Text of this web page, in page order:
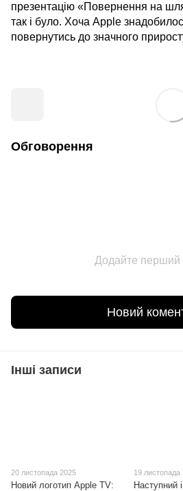
презентацію «Повернення на
так і було. Хоча Apple
повернутись до значного
Обговорення
Додайте перший
Новий
Інші записи
20 листопада 2025
Новий логотип Apple TV:
19 листопада
Наступний